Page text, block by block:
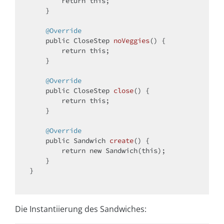
@Override
public CloseStep noVeggies()
{
return this;
@Override
public CloseStep close()
{
return this;
@Override
public Sandwich create()
{
return new Sandwich(this);
}
Die Instantiierung des Sandwiches: